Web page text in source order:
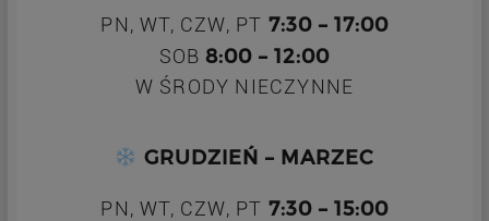
PN, WT, CZW, PT 7:30 – 17:00
SOB 8:00 – 12:00
W ŚRODY NIECZYNNE
GRUDZIEŃ – MARZEC
PN, WT, CZW, PT 7:30 – 15:00